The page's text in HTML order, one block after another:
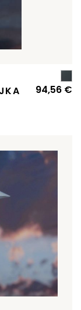
94,56 €